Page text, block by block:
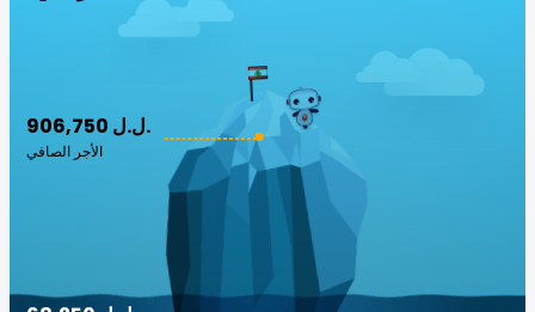
906,750 ل.ل.‎
الأجر الصافي